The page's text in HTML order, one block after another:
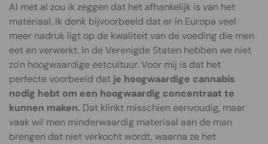
Al met al zou ik zeggen dat het afhankelijk is van het
materiaal. Ik denk bijvoorbeeld dat er in Europa veel
meer nadruk ligt op de kwaliteit van de voeding die men
eet en verwerkt. In de Verenigde Staten hebben we niet
zo'n hoogwaardige eetcultuur. Voor mij is dat het
perfecte voorbeeld dat je hoogwaardige cannabis
nodig hebt om een hoogwaardig concentraat te
kunnen maken. Dat klinkt misschien eenvoudig, maar
vaak wil men minderwaardig materiaal aan de man
brengen dat niet verkocht wordt, waarna ze het